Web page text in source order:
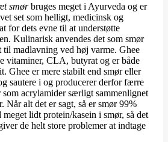
smørbruges meget i Ayurveda og er
set som helligt, medicinsk og
for dets evne til at understøtte
Kulinarisk anvendes det som smør
til madlavning ved høj varme. Ghee
vitaminer, CLA, butyrat og er både
Ghee er mere stabilt end smør eller
sautere i og producerer derfor færre
som acrylamider særligt sammenlignet
Når alt det er sagt, så er smør 99%
lidt protein/kasein i smør, så det
de helt store problemer at indtage